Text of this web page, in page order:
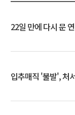
22일 만에 다시 문
입추매직 '불발', 처